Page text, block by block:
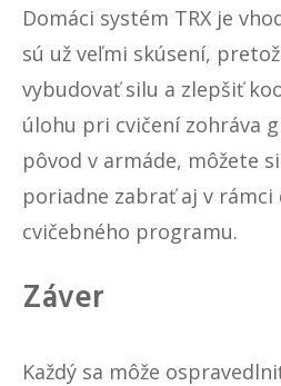
Domáci systém TRX je
sú už veľmi skúsení,
vybudovať silu a zlepšiť
úlohu pri cvičení zohráva
pôvod v armáde, môžete
poriadne zabrať aj v rámci
cvičebného programu.
Záver
Každý sa môže